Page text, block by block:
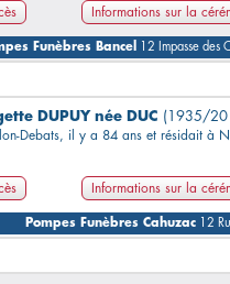
Informations sur la
Funèbres Bancel 12 Impasse des
DUPUY née DUC (1935/
Debats, il y a 84 ans et résidait à
Informations sur la
Pompes Funèbres Cahuzac 12